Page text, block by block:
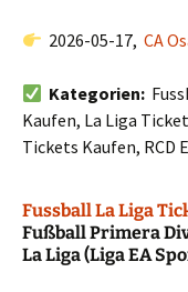
2026-05-17,CA
Kategorien:
Kaufen, La Liga
Tickets Kaufen, RCD
Fussball La Liga
Fußball Primera
La Liga (Liga EA